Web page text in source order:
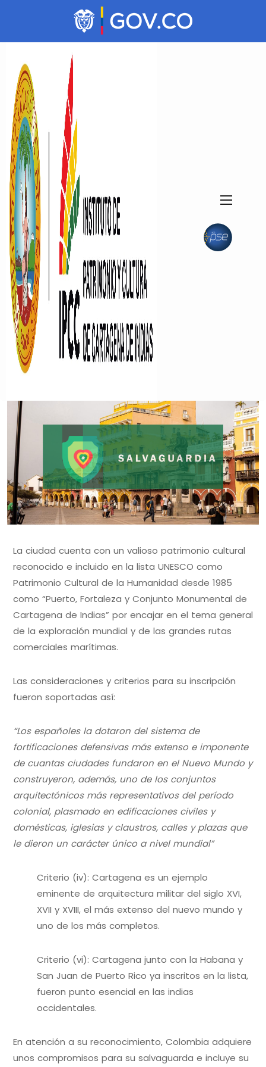
La ciudad cuenta con un valioso patrimonio cultural
reconocido e incluido en la lista UNESCO como
Patrimonio Cultural de la Humanidad desde 1985
como “Puerto, Fortaleza y Conjunto Monumental de
Cartagena de Indias” por encajar en el tema general
de la exploración mundial y de las grandes rutas
comerciales marítimas.
Las consideraciones y criterios para su inscripción
fueron soportadas así:
“Los españoles la dotaron del sistema de
fortificaciones defensivas más extenso e imponente
de cuantas ciudades fundaron en el Nuevo Mundo y
construyeron, además, uno de los conjuntos
arquitectónicos más representativos del período
colonial, plasmado en edificaciones civiles y
domésticas, iglesias y claustros, calles y plazas que
le dieron un carácter único a nivel mundial”
Criterio (iv): Cartagena es un ejemplo
eminente de arquitectura militar del siglo XVI,
XVII y XVIII, el más extenso del nuevo mundo y
uno de los más completos.
Criterio (vi): Cartagena junto con la Habana y
San Juan de Puerto Rico ya inscritos en la lista,
fueron punto esencial en las indias
occidentales.
En atención a su reconocimiento, Colombia adquiere
unos compromisos para su salvaguarda e incluye su